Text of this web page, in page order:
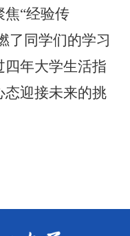
焦“经验传
了同学们的学习
年大学生活指
态迎接未来的挑